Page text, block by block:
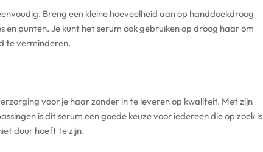
Breng een kleine hoeveelheid aan op handdoekdroog
punten. Je kunt het serum ook gebruiken op droog haar om
te verminderen.
voor je haar zonder in te leveren op kwaliteit. Met zijn
is dit serum een goede keuze voor iedereen die op zoek is
duur hoeft te zijn.